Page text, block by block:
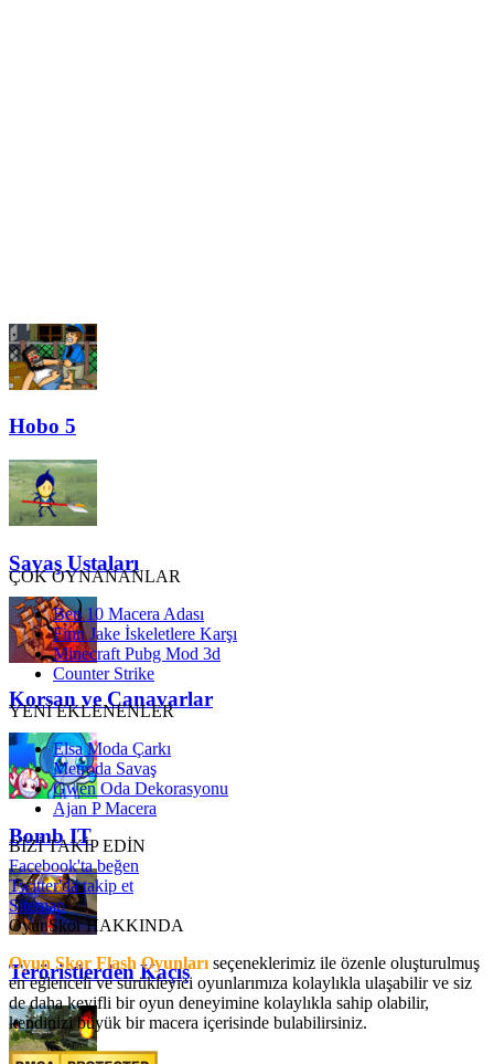
Hobo 5
Savaş Ustaları
Korsan ve Canavarlar
Bomb IT
Teröristlerden Kaçış
ÇOK OYNANANLAR
Ben 10 Macera Adası
Finn Jake İskeletlere Karşı
Minecraft Pubg Mod 3d
Counter Strike
YENİ EKLENENLER
Elsa Moda Çarkı
Metroda Savaş
Gwen Oda Dekorasyonu
Ajan P Macera
BİZİ TAKİP EDİN
Facebook'ta beğen
Twitter'da takip et
Sitemap
OyunSkor HAKKINDA
Oyun Skor Flash Oyunları seçeneklerimiz ile özenle oluşturulmuş
en eğlenceli ve sürükleyici oyunlarımıza kolaylıkla ulaşabilir ve siz
de daha keyifli bir oyun deneyimine kolaylıkla sahip olabilir,
kendinizi büyük bir macera içerisinde bulabilirsiniz.